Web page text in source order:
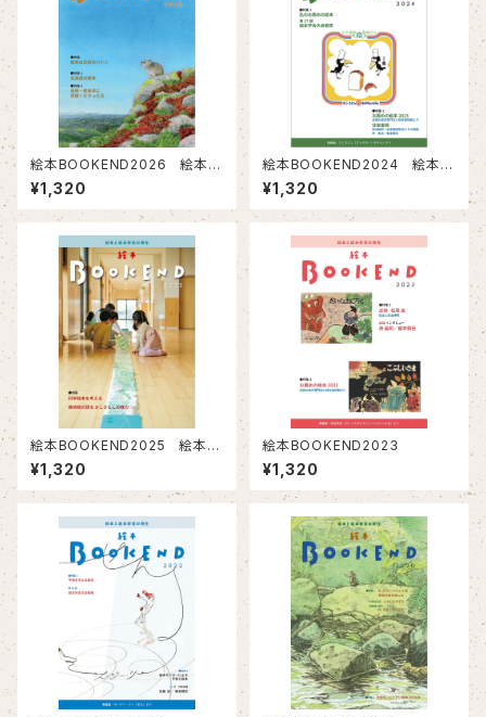
絵本BOOKEND2026 絵本と
絵本研究の現在
¥1,320
絵本BOOKEND2024 絵本と
絵本研究の現在
¥1,320
絵本BOOKEND2025 絵本と
絵本研究の現在
¥1,320
絵本BOOKEND2023
¥1,320